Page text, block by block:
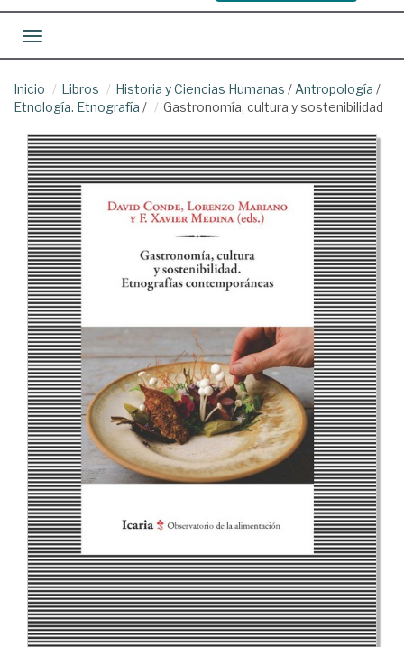
Toggle navigation
Inicio Libros Historia y Ciencias Humanas / Antropología /
Etnología. Etnografía / Gastronomía, cultura y sostenibilidad